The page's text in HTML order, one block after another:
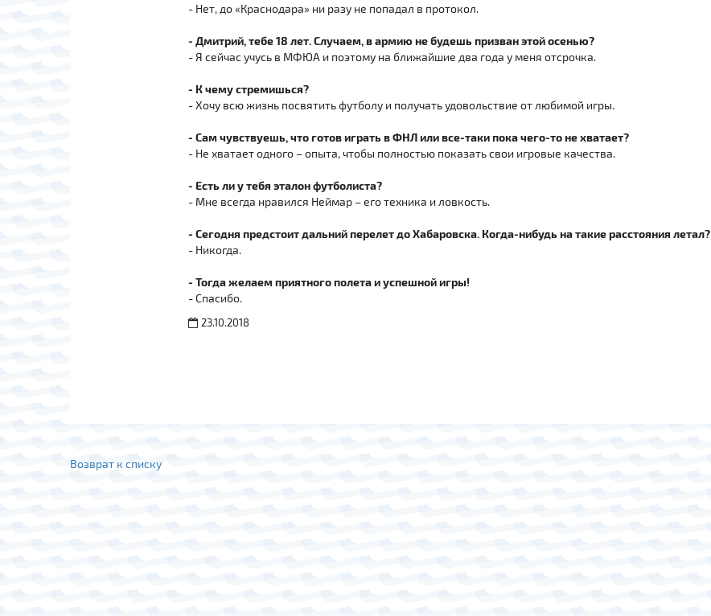
- Нет, до «Краснодара» ни разу не попадал в протокол.
- Дмитрий, тебе 18 лет. Случаем, в армию не будешь призван этой осенью?
- Я сейчас учусь в МФЮА и поэтому на ближайшие два года у меня отсрочка.
- К чему стремишься?
- Хочу всю жизнь посвятить футболу и получать удовольствие от любимой игры.
- Сам чувствуешь, что готов играть в ФНЛ или все-таки пока чего-то не хватает?
- Не хватает одного – опыта, чтобы полностью показать свои игровые качества.
- Есть ли у тебя эталон футболиста?
- Мне всегда нравился Неймар – его техника и ловкость.
- Сегодня предстоит дальний перелет до Хабаровска. Когда-нибудь на такие расстояния летал?
- Никогда.
- Тогда желаем приятного полета и успешной игры!
- Спасибо.
23.10.2018
Возврат к списку